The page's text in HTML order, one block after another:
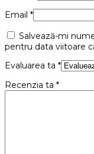
Email *
Salvează-mi
pentru data viitoare
Evaluarea ta *
Recenzia ta *